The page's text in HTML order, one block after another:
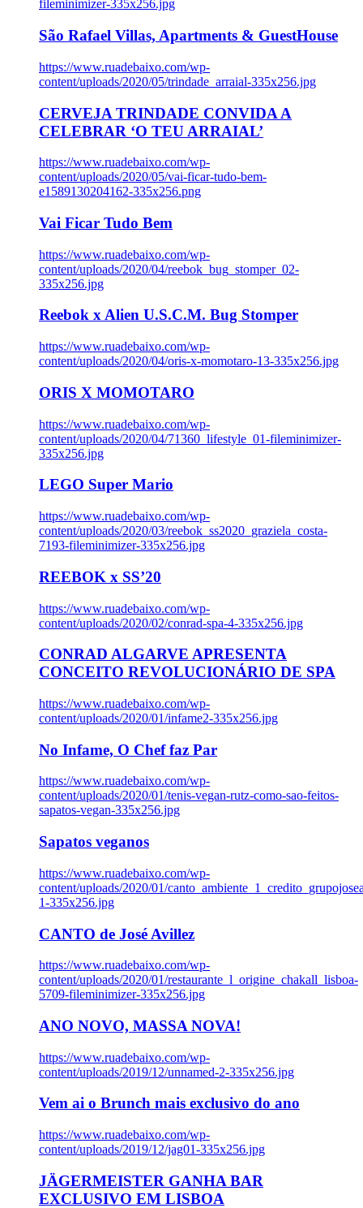
fileminimizer-335x256.jpg
São Rafael Villas, Apartments & GuestHouse
https://www.ruadebaixo.com/wp-
content/uploads/2020/05/trindade_arraial-335x256.jpg
CERVEJA TRINDADE CONVIDA A
CELEBRAR ‘O TEU ARRAIAL’
https://www.ruadebaixo.com/wp-
content/uploads/2020/05/vai-ficar-tudo-bem-
e1589130204162-335x256.png
Vai Ficar Tudo Bem
https://www.ruadebaixo.com/wp-
content/uploads/2020/04/reebok_bug_stomper_02-
335x256.jpg
Reebok x Alien U.S.C.M. Bug Stomper
https://www.ruadebaixo.com/wp-
content/uploads/2020/04/oris-x-momotaro-13-335x256.jpg
ORIS X MOMOTARO
https://www.ruadebaixo.com/wp-
content/uploads/2020/04/71360_lifestyle_01-fileminimizer-
335x256.jpg
LEGO Super Mario
https://www.ruadebaixo.com/wp-
content/uploads/2020/03/reebok_ss2020_graziela_costa-
7193-fileminimizer-335x256.jpg
REEBOK x SS’20
https://www.ruadebaixo.com/wp-
content/uploads/2020/02/conrad-spa-4-335x256.jpg
CONRAD ALGARVE APRESENTA
CONCEITO REVOLUCIONÁRIO DE SPA
https://www.ruadebaixo.com/wp-
content/uploads/2020/01/infame2-335x256.jpg
No Infame, O Chef faz Par
https://www.ruadebaixo.com/wp-
content/uploads/2020/01/tenis-vegan-rutz-como-sao-feitos-
sapatos-vegan-335x256.jpg
Sapatos veganos
https://www.ruadebaixo.com/wp-
content/uploads/2020/01/
1-335x256.jpg
CANTO de José Avillez
https://www.ruadebaixo.com/wp-
content/uploads/2020/01/restaurante_l_origine_chakall_lisboa-
5709-fileminimizer-335x256.jpg
ANO NOVO, MASSA NOVA!
https://www.ruadebaixo.com/wp-
content/uploads/2019/12/unnamed-2-335x256.jpg
Vem ai o Brunch mais exclusivo do ano
https://www.ruadebaixo.com/wp-
content/uploads/2019/12/jag01-335x256.jpg
JÄGERMEISTER GANHA BAR
EXCLUSIVO EM LISBOA